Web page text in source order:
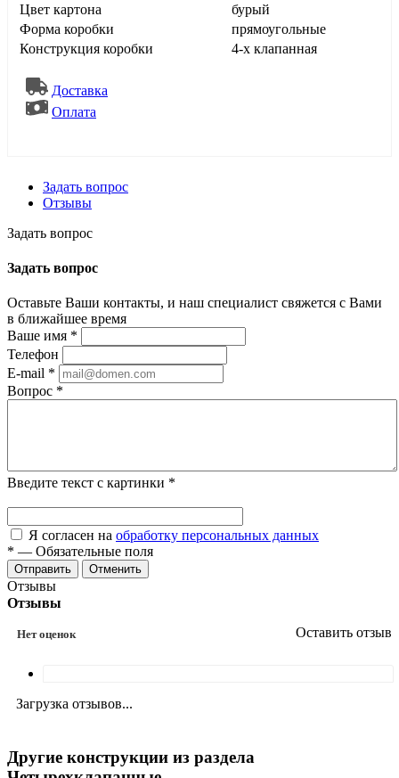
Цвет картона
бурый
Форма коробки
прямоугольные
Конструкция коробки
4-х клапанная
Доставка
Оплата
Задать вопрос
Отзывы
Задать вопрос
Задать вопрос
Оставьте Ваши контакты, и наш специалист свяжется с Вами
в ближайшее время
Ваше имя *
Телефон
E-mail *
Вопрос *
Введите текст с картинки *
Я согласен на обработку персональных данных
* — Обязательные поля
Отменить
Отзывы
Отзывы
Нет оценок Оставить отзыв
Загрузка отзывов...
Другие конструкции из раздела